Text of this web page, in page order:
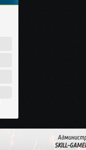
SKILL-